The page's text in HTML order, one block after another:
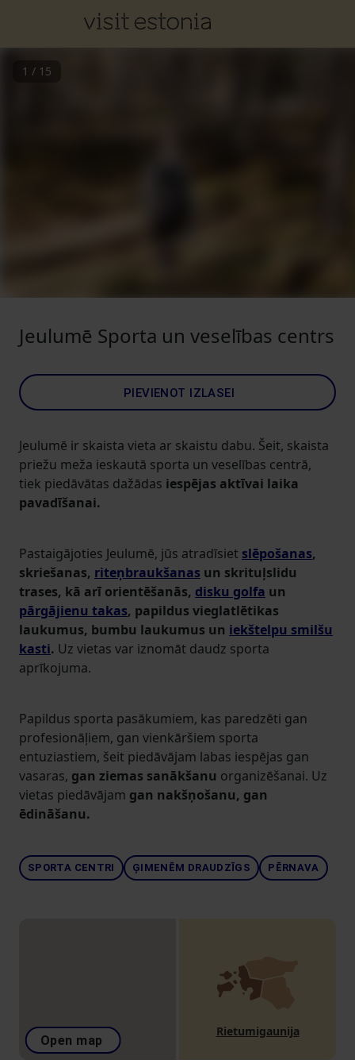
1 / 15
Jeulumē Sporta un veselības centrs
PIEVIENOT IZLASEI
Jeulumē ir skaista vieta ar skaistu dabu. Šeit, skaista
priežu meža ieskautā sporta un veselības centrā,
tiek piedāvātas dažādas iespējas aktīvai laika
pavadīšanai.
Pastaigājoties Jeulumē, jūs atradīsiet slēpošanas,
skriešanas, riteņbraukšanas un skrituļslidu
trases, kā arī orientēšanās, disku golfa un
pārgājienu takas, papildus vieglatlētikas
laukumus, bumbu laukumus un iekštelpu smilšu
kasti. Uz vietas var iznomāt daudz sporta
aprīkojuma.
Papildus sporta pasākumiem, kas paredzēti gan
profesionāļiem, gan vienkāršiem sporta
entuziastiem, šeit piedāvājam labas iespējas gan
vasaras, gan ziemas sanākšanu organizēšanai. Uz
vietas piedāvājam gan nakšņošanu, gan
ēdināšanu.
SPORTA CENTRI ĢIMENĒM DRAUDZĪGS PĒRNAVA
Open map
Rietumigaunija